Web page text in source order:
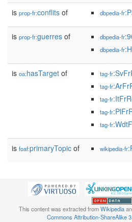
is prop-fr:conflits of dbpedia-fr
is prop-fr:guerres of dbpedia-fr
dbpedia-fr
is oa:hasTarget of tag-fr
tag-fr
tag-fr
tag-fr
tag-fr
is foaf:primaryTopic of wikipedia-fr
This content was extracted fromWikipedia
Commons Attribution-ShareAlike